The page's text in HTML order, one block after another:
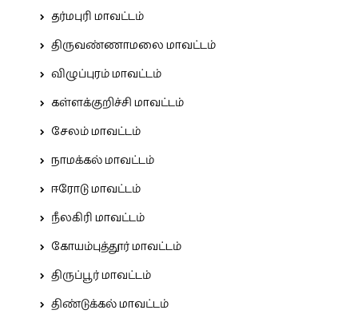
தர்மபுரி மாவட்டம்
திருவண்ணாமலை மாவட்டம்
விழுப்புரம் மாவட்டம்
கள்ளக்குறிச்சி மாவட்டம்
சேலம் மாவட்டம்
நாமக்கல் மாவட்டம்
ஈரோடு மாவட்டம்
நீலகிரி மாவட்டம்
கோயம்புத்தூர் மாவட்டம்
திருப்பூர் மாவட்டம்
திண்டுக்கல் மாவட்டம்